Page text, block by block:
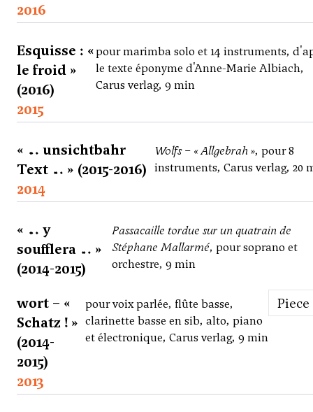
2016
Esquisse : «
le froid »
(2016)
pour marimba solo et 14 instruments,
le texte éponyme d'Anne-Marie Albiach,
Carus verlag, 9 min
2015
« … unsichtbahr
Text … » (2015-2016)
Wolfs – « Allgebrah », pour 8
instruments, Carus verlag, 20
2014
« … y
soufflera … »
(2014-2015)
Passacaille tordue sur un quatrain de
Stéphane Mallarmé, pour soprano et
orchestre, 9 min
wort – «
Schatz ! »
(2014-
2015)
pour voix parlée, flûte basse,
clarinette basse en sib, alto, piano
et électronique, Carus verlag, 9 min
Piece
2013